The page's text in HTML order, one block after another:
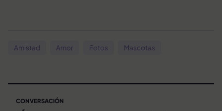
Amistad Amor Fotos Mascotas
CONVERSACIÓN